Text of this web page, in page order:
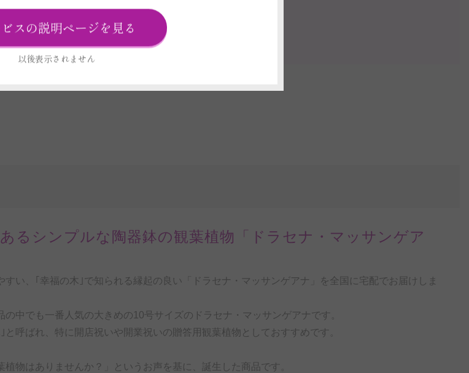
この商品の在庫・ お届け日を確認する
るシンプルな陶器鉢の観葉植物「ドラセナ・マッサンゲア
すい、｢幸福の木｣で知られる縁起の良い「ドラセナ・マッサンゲアナ」を全国に宅配でお届けしま
中でも一番人気の大きめの10号サイズのドラセナ・マッサンゲアナです。
と呼ばれ、特に開店祝いや開業祝いの贈答用観葉植物としておすすめです。
物はありませんか？」というお声を基に、誕生した商品です。
スの説明ページを見る
以後表示されません